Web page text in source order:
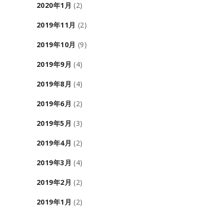
2020年1月 (2)
2019年11月 (2)
2019年10月 (9)
2019年9月 (4)
2019年8月 (4)
2019年6月 (2)
2019年5月 (3)
2019年4月 (2)
2019年3月 (4)
2019年2月 (2)
2019年1月 (2)